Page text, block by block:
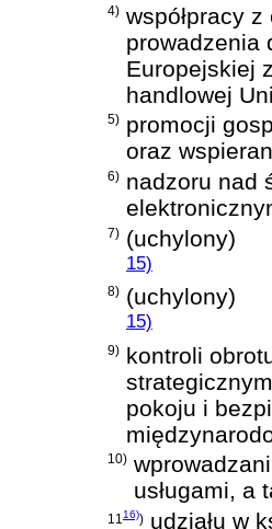
4) współpracy
prowadzenia
Europejskiej
handlowej
5) promocji
oraz
6) nadzoru nad
7) (uchylony)
15)
8) (uchylony)
15)
9) kontroli
pokoju i
10)
usługami, a
1116)) udziału w